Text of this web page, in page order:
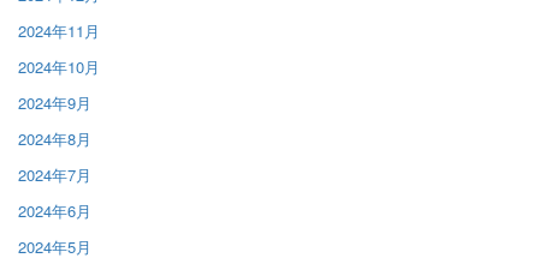
2024年11月
2024年10月
2024年9月
2024年8月
2024年7月
2024年6月
2024年5月